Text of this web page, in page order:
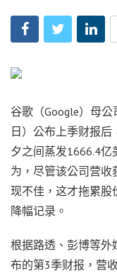
谷歌（Google）母
日）公布上季财报后
夕之间蒸发1666.4
为，尽管该公司营收
现不佳，这才拖累股
降幅记录。
根据路透、彭博等外
布的第3季财报，营